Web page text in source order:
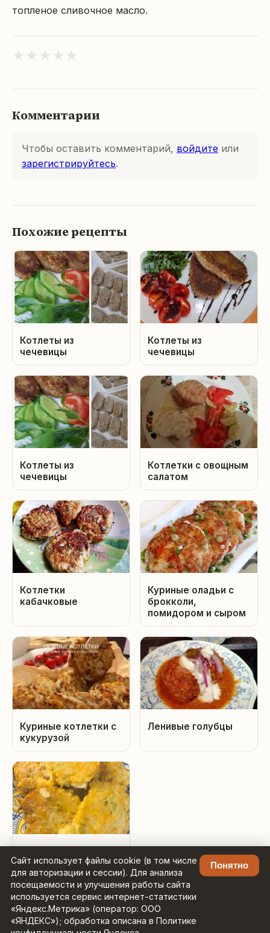
Сайт использует файлы cookie (в том числе
для авторизации и сессии). Для анализа
посещаемости и улучшения работы сайта
используется сервис интернет-статистики
«Яндекс.Метрика» (оператор: ООО
«ЯНДЕКС»); обработка описана в Политике
Понятно
топленое сливочное масло.
★ ★ ★ ★ ★
Комментарии
Чтобы оставить комментарий, войдите или
зарегистрируйтесь.
Похожие рецепты
Котлеты из
чечевицы
Котлеты из
чечевицы
Котлеты из
чечевицы
Котлетки с овощным
салатом
Котлетки
кабачковые
Куриные оладьи с
брокколи,
помидором и сыром
Куриные котлетки с
кукурузой
Ленивые голубцы
капусты, моркови и
лука.